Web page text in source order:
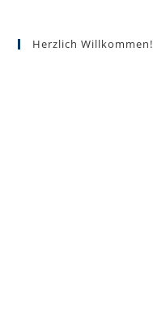
Herzlich Willkommen!